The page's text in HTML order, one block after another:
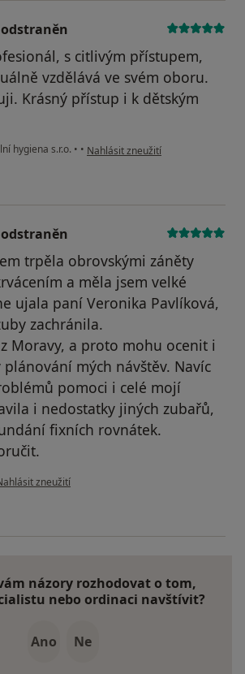
s citlivým přístupem,
vzdělává ve svém oboru.
Krásný přístup i k dětským
hygiena s.r.o. • • podle názoru uživatele Váš účet
Nahlásit zneužití
trpěla obrovskými záněty
a měla jsem velké
ujala paní Veronika Pavlíková,
zachránila.
Moravy, a proto mohu ocenit i
mých návštěv. Navíc
pomoci i celé mojí
i nedostatky jiných zubařů,
fixních rovnátek.
názoru uživatele Váš účet byl odstraněn
zneužití
názory rozhodovat o tom,
nebo ordinaci navštívit?
Ano Ne